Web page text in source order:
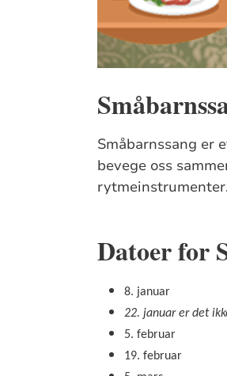
Småbarnssang er
bevege oss
Datoer for
8. januar
22. januar er det
5. februar
19. februar